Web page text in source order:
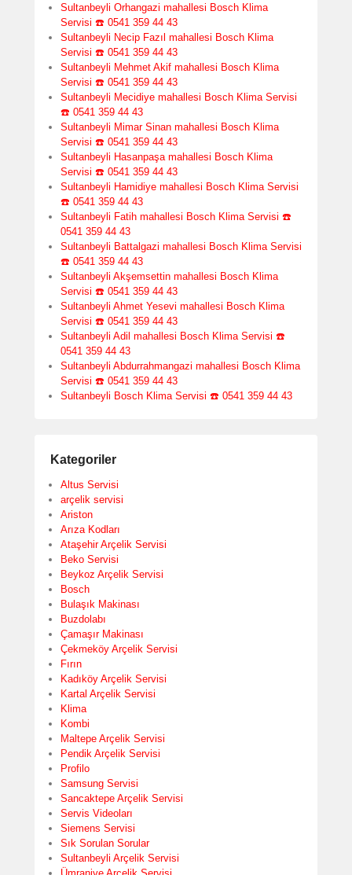
Sultanbeyli Orhangazi mahallesi Bosch Klima
Servisi ☎️ 0541 359 44 43
Sultanbeyli Necip Fazıl mahallesi Bosch Klima
Servisi ☎️ 0541 359 44 43
Sultanbeyli Mehmet Akif mahallesi Bosch Klima
Servisi ☎️ 0541 359 44 43
Sultanbeyli Mecidiye mahallesi Bosch Klima Servisi
☎️ 0541 359 44 43
Sultanbeyli Mimar Sinan mahallesi Bosch Klima
Servisi ☎️ 0541 359 44 43
Sultanbeyli Hasanpaşa mahallesi Bosch Klima
Servisi ☎️ 0541 359 44 43
Sultanbeyli Hamidiye mahallesi Bosch Klima Servisi
☎️ 0541 359 44 43
Sultanbeyli Fatih mahallesi Bosch Klima Servisi ☎️
0541 359 44 43
Sultanbeyli Battalgazi mahallesi Bosch Klima Servisi
☎️ 0541 359 44 43
Sultanbeyli Akşemsettin mahallesi Bosch Klima
Servisi ☎️ 0541 359 44 43
Sultanbeyli Ahmet Yesevi mahallesi Bosch Klima
Servisi ☎️ 0541 359 44 43
Sultanbeyli Adil mahallesi Bosch Klima Servisi ☎️
0541 359 44 43
Sultanbeyli Abdurrahmangazi mahallesi Bosch Klima
Servisi ☎️ 0541 359 44 43
Sultanbeyli Bosch Klima Servisi ☎️ 0541 359 44 43
Kategoriler
Altus Servisi
arçelik servisi
Ariston
Arıza Kodları
Ataşehir Arçelik Servisi
Beko Servisi
Beykoz Arçelik Servisi
Bosch
Bulaşık Makinası
Buzdolabı
Çamaşır Makinası
Çekmeköy Arçelik Servisi
Fırın
Kadıköy Arçelik Servisi
Kartal Arçelik Servisi
Klima
Kombi
Maltepe Arçelik Servisi
Pendik Arçelik Servisi
Profilo
Samsung Servisi
Sancaktepe Arçelik Servisi
Servis Videoları
Siemens Servisi
Sık Sorulan Sorular
Sultanbeyli Arçelik Servisi